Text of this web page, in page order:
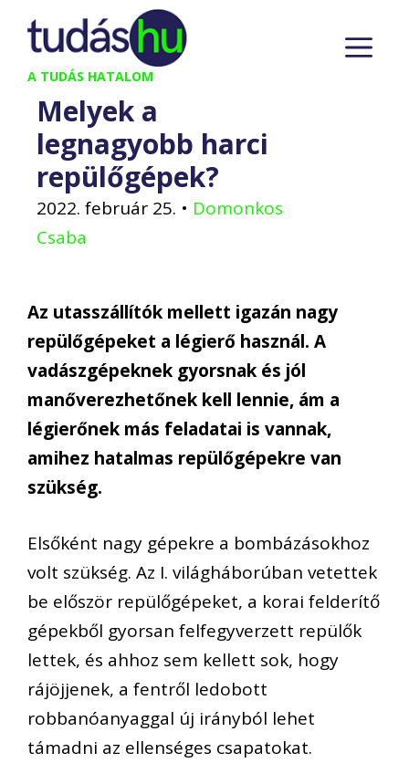
Kilépés
tartalomba
A TUDÁS HATALOM
Melyek a
legnagyobb harci
repülőgépek?
2022. február 25. • Domonkos
Csaba
Az utasszállítók mellett igazán nagy
repülőgépeket a légierő használ. A
vadászgépeknek gyorsnak és jól
manőverezhetőnek kell lennie, ám a
légierőnek más feladatai is vannak,
amihez hatalmas repülőgépekre van
szükség.
Elsőként nagy gépekre a bombázásokhoz
volt szükség. Az I. világháborúban vetettek
be először repülőgépeket, a korai felderítő
gépekből gyorsan felfegyverzett repülők
lettek, és ahhoz sem kellett sok, hogy
rájöjjenek, a fentről ledobott
robbanóanyaggal új irányból lehet
támadni az ellenséges csapatokat.